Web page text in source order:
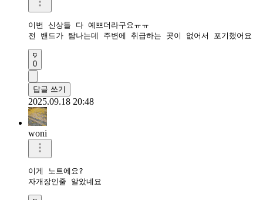
이번 신상들 다 예쁘더라구요ㅠㅠ
전 밴드가 탐나는데 주변에 취급하는 곳이 없어서 포기했어요
0
답글 쓰기
2025.09.18 20:48
woni
이게 노트에요?
자개장인줄 알았네요